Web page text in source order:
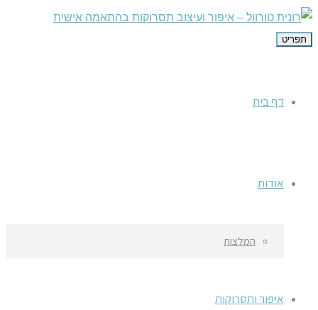
תפריט
דף בית
אודות
המלצות
איפור ותסרוקות